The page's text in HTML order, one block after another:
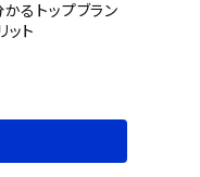
るトップブラン
ット